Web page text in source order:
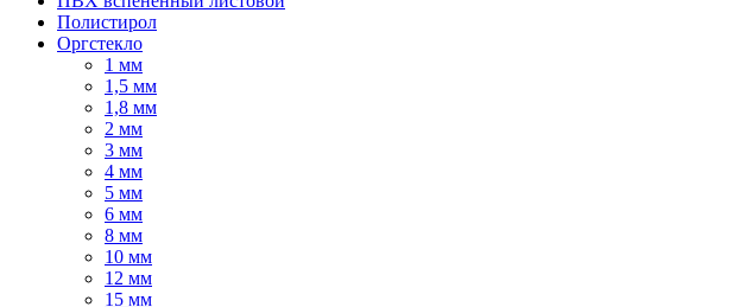
Полистирол
Оргстекло
1 мм
1,5 мм
1,8 мм
2 мм
3 мм
4 мм
5 мм
6 мм
8 мм
10 мм
12 мм
15 мм